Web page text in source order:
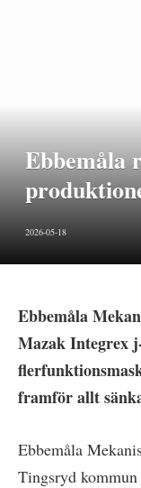
Ebbemåla
2026-05-18
Ebbemåla
Mazak Integrex
framför allt
Ebbemåla
Tingsryd